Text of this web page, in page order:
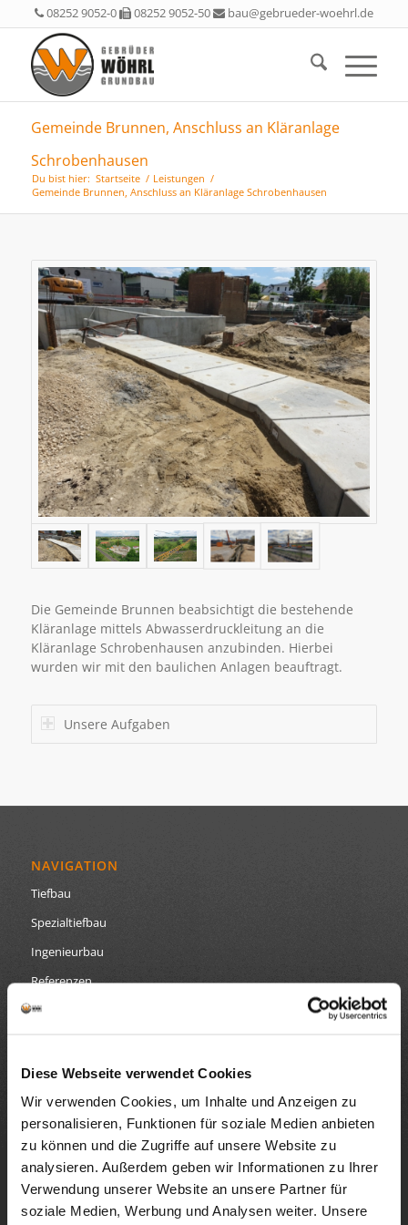
Diese Webseite verwendet Cookies
Wir verwenden Cookies, um Inhalte und Anzeigen zu
personalisieren, Funktionen für soziale Medien anbieten
zu können und die Zugriffe auf unsere Website zu
analysieren. Außerdem geben wir Informationen zu Ihrer
Verwendung unserer Website an unsere Partner für
soziale Medien, Werbung und Analysen weiter. Unsere
08252 9052-0 08252 9052-50 bau@gebrueder-woehrl.de
Gemeinde Brunnen, Anschluss an Kläranlage
Schrobenhausen
Du bist hier: Startseite / Leistungen /
Gemeinde Brunnen, Anschluss an Kläranlage Schrobenhausen
Die Gemeinde Brunnen beabsichtigt die bestehende
Kläranlage mittels Abwasserdruckleitung an die
Kläranlage Schrobenhausen anzubinden. Hierbei
wurden wir mit den baulichen Anlagen beauftragt.
Unsere Aufgaben
NAVIGATION
Tiefbau
Spezialtiefbau
Ingenieurbau
Referenzen
Datenschutz
GEBRÜDER WÖHRL GRUNDBAU
Wir sind Ihr Spezialist im Tiefbau, Spezialtiefbau und
Betonbau nördlich von München. Durch unsere
modernen Maschinen und Arbeitsgeräte sowie